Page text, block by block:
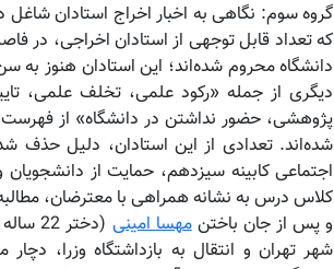
گروه سوم: نگاهی به اخبار اخراج استادان
که تعداد قابل توجهی از استادان اخراجی، در
دیگری از جمله «رکود علمی، تخلف علمی،
پژوهشی، حضور نداشتن در دانشگاه» از
شده‌اند. تعدادی از این استادان، دلیل حذف
اجتماعی کابینه سیزدهم، حمایت از
کلاس درس به نشانه همراهی با معترضان،
و پس از جان باختنمهسا امینی
شهر تهران و انتقال به بازداشتگاه وزرا،